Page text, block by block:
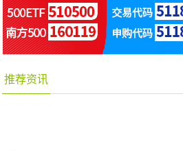
推荐资讯